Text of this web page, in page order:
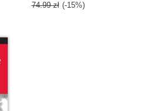
74.99 zł (-15%)